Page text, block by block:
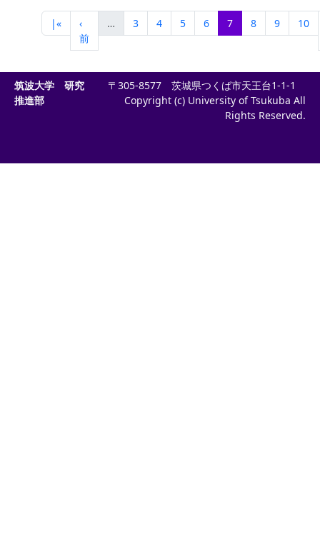
|«
‹
前
… 3 4 5 6 7 8 9 10
筑波大学 研究
推進部
〒305-8577 茨城県つくば市天王台1-1-1
Copyright (c) University of Tsukuba All
Rights Reserved.